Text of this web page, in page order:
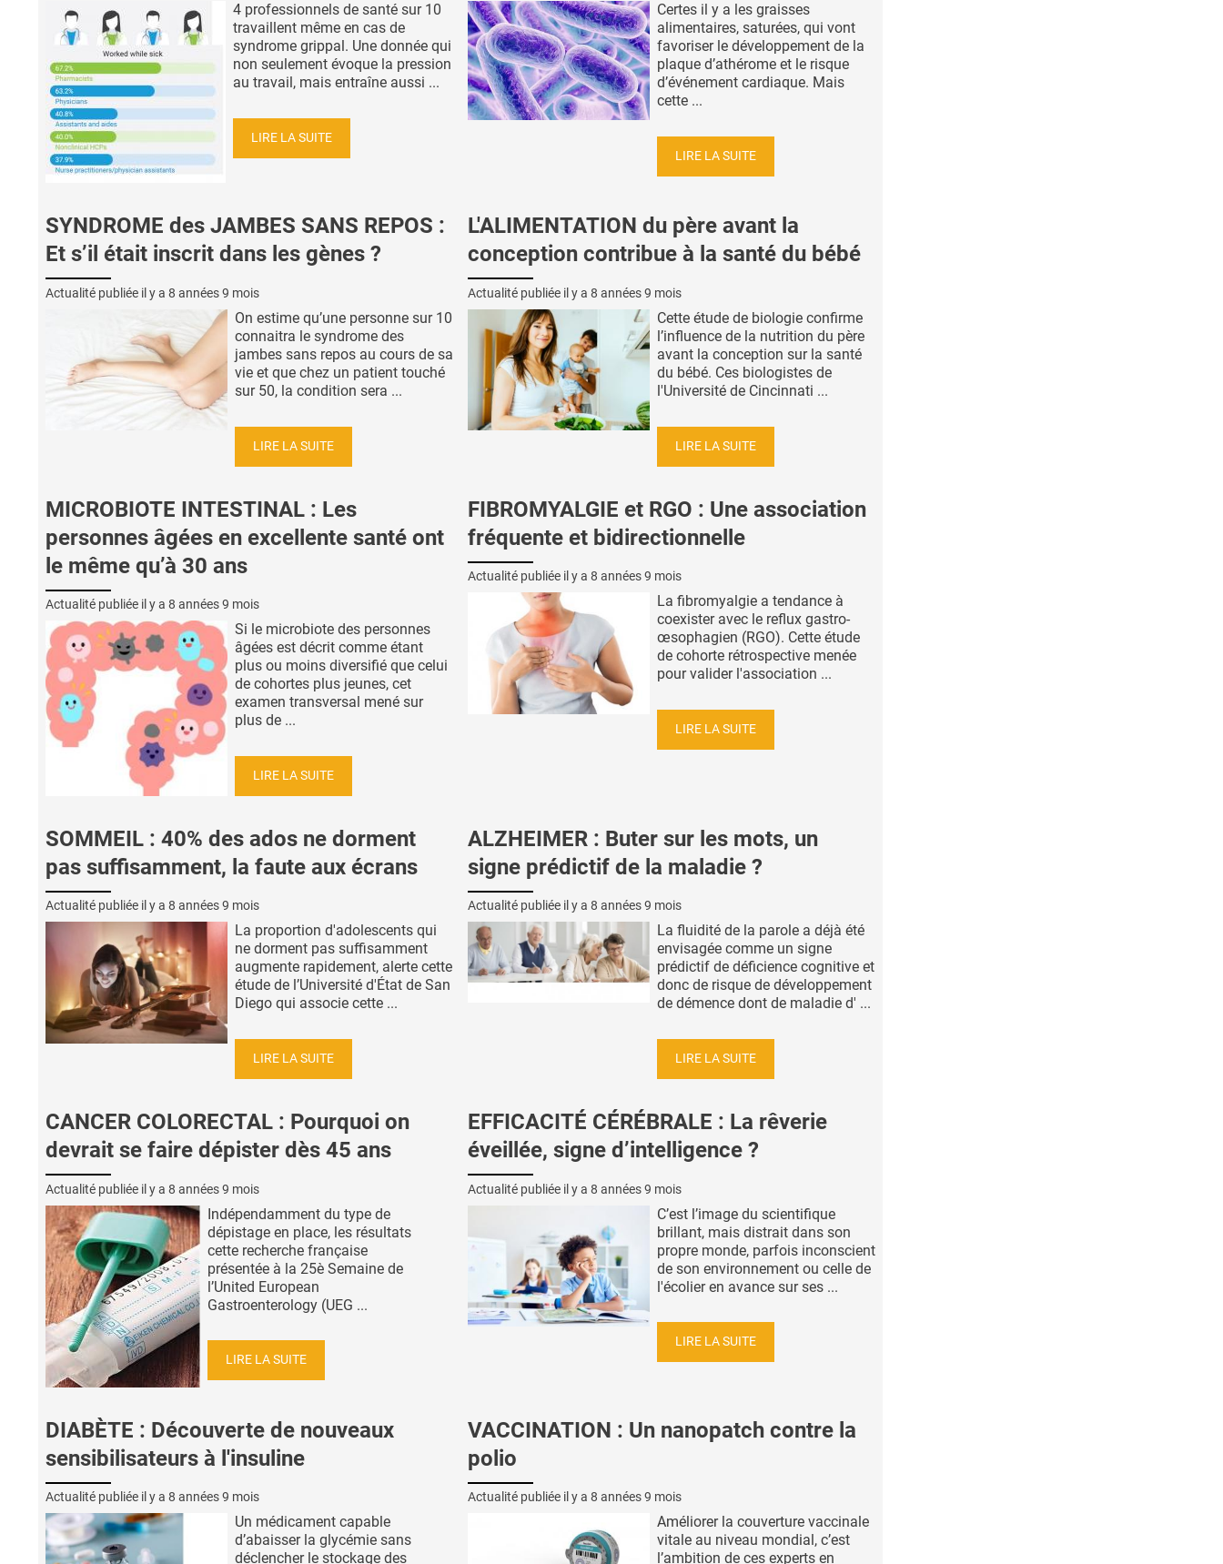
4 professionnels de santé sur 10
travaillent même en cas de
syndrome grippal. Une donnée qui
non seulement évoque la pression
au travail, mais entraîne aussi ...
LIRE LA SUITE
Certes il y a les graisses
alimentaires, saturées, qui vont
favoriser le développement de la
plaque d’athérome et le risque
d’événement cardiaque. Mais
cette ...
LIRE LA SUITE
SYNDROME des JAMBES SANS REPOS :
Et s’il était inscrit dans les gènes ?
Actualité publiée il y a 8 années 9 mois
On estime qu’une personne sur 10
connaitra le syndrome des
jambes sans repos au cours de sa
vie et que chez un patient touché
sur 50, la condition sera ...
LIRE LA SUITE
L'ALIMENTATION du père avant la
conception contribue à la santé du bébé
Actualité publiée il y a 8 années 9 mois
Cette étude de biologie confirme
l’influence de la nutrition du père
avant la conception sur la santé
du bébé. Ces biologistes de
l'Université de Cincinnati ...
LIRE LA SUITE
MICROBIOTE INTESTINAL : Les
personnes âgées en excellente santé ont
le même qu’à 30 ans
Actualité publiée il y a 8 années 9 mois
Si le microbiote des personnes
âgées est décrit comme étant
plus ou moins diversifié que celui
de cohortes plus jeunes, cet
examen transversal mené sur
plus de ...
LIRE LA SUITE
FIBROMYALGIE et RGO : Une association
fréquente et bidirectionnelle
Actualité publiée il y a 8 années 9 mois
La fibromyalgie a tendance à
coexister avec le reflux gastro-
œsophagien (RGO). Cette étude
de cohorte rétrospective menée
pour valider l'association ...
LIRE LA SUITE
SOMMEIL : 40% des ados ne dorment
pas suffisamment, la faute aux écrans
Actualité publiée il y a 8 années 9 mois
La proportion d'adolescents qui
ne dorment pas suffisamment
augmente rapidement, alerte cette
étude de l’Université d'État de San
Diego qui associe cette ...
LIRE LA SUITE
ALZHEIMER : Buter sur les mots, un
signe prédictif de la maladie ?
Actualité publiée il y a 8 années 9 mois
La fluidité de la parole a déjà été
envisagée comme un signe
prédictif de déficience cognitive et
donc de risque de développement
de démence dont de maladie d' ...
LIRE LA SUITE
CANCER COLORECTAL : Pourquoi on
devrait se faire dépister dès 45 ans
Actualité publiée il y a 8 années 9 mois
Indépendamment du type de
dépistage en place, les résultats
cette recherche française
présentée à la 25è Semaine de
l’United European
Gastroenterology (UEG ...
LIRE LA SUITE
EFFICACITÉ CÉRÉBRALE : La rêverie
éveillée, signe d’intelligence ?
Actualité publiée il y a 8 années 9 mois
C’est l’image du scientifique
brillant, mais distrait dans son
propre monde, parfois inconscient
de son environnement ou celle de
l'écolier en avance sur ses ...
LIRE LA SUITE
DIABÈTE : Découverte de nouveaux
sensibilisateurs à l'insuline
Actualité publiée il y a 8 années 9 mois
Un médicament capable
d’abaisser la glycémie sans
déclencher le stockage des
VACCINATION : Un nanopatch contre la
polio
Actualité publiée il y a 8 années 9 mois
Améliorer la couverture vaccinale
vitale au niveau mondial, c’est
l’ambition de ces experts en